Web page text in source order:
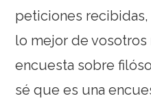
peticiones
lo mejor de vosotros
encuesta sobre
sé que es una